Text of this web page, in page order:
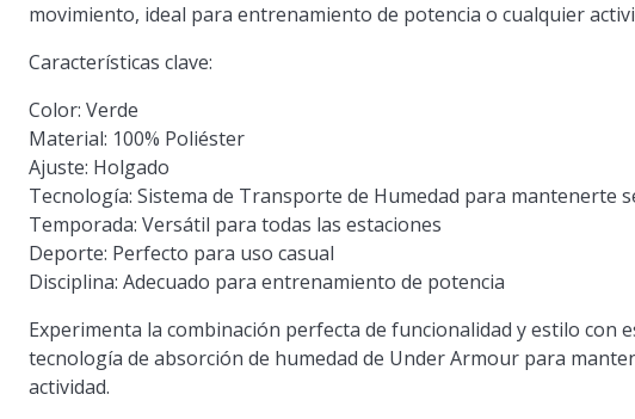
movimiento, ideal para entrenamiento de potencia o cualquier
Características clave:
Color: Verde
Material: 100% Poliéster
Ajuste: Holgado
Tecnología: Sistema de Transporte de Humedad para mantenerte
Temporada: Versátil para todas las estaciones
Deporte: Perfecto para uso casual
Disciplina: Adecuado para entrenamiento de potencia
Experimenta la combinación perfecta de funcionalidad y estilo con
tecnología de absorción de humedad de Under Armour para
actividad.